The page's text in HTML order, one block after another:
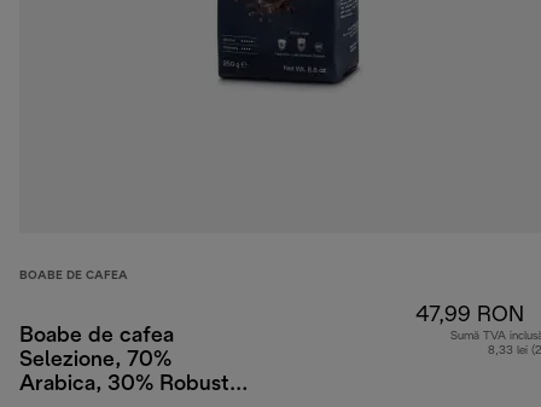
BOABE DE CAFEA
Boabe de cafea
Selezione, 70%
Arabica, 30% Robusta,
47,99 RON
Sumă TVA
8,33 lei